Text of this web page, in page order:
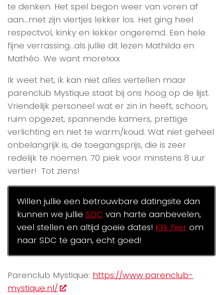
te denken. Het spel begon weer van voren af
aan…met zijn viertjes lekker los. Het ging heel
respectvol, kinky en lekker ongeremd. Een hele
fijne verrassing…als jullie dit lezen Mathilda en
Mathéo. We want more!xxx
Ik weet het, ik kan niet alles vertellen maar
parenclub Mystique staat bij ons hoog op de lijst.
Vriendelijk personeel wat er zin in heeft, schoon,
ruim opgezet, spannende kamers, prettige
verlichting en niet te warm/koud. Wat niet geheel
onbelangrijk is, de toegangsprijs, die is zeer
redelijk te noemen. 70 piek voor minstens 8 uur
vertier! Tot ziens!
Willen jullie een betrouwbare datingsite dan
kunnen we jullie SDC van harte aanbevelen,
veel stellen en altijd goeie dates! Klik hierom
naar SDC te gaan, echt goed!
Parenclub Mystique: https://www.parenclub-
mystique.nl/